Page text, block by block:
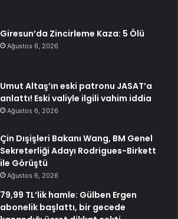
Giresun’da Zincirleme Kaza: 5 Ölü
Ağustos 6, 2026
Umut Altaş’ın eski patronu JASAT’a
anlattı! Eski valiyle ilgili vahim iddia
Ağustos 6, 2026
Çin Dışişleri Bakanı Wang, BM Genel
Sekreterliği Adayı Rodrigues-Birkett
ile Görüştü
Ağustos 6, 2026
79,99 TL’lik hamle: Gülben Ergen
abonelik başlattı, bir gecede